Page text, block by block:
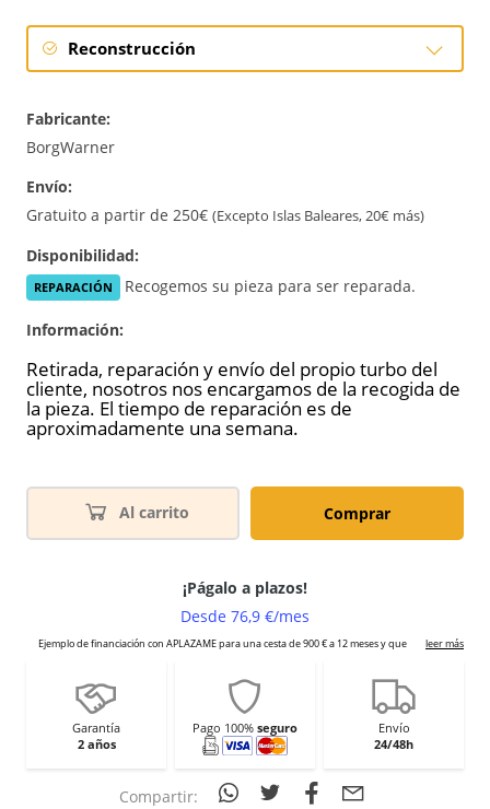
Reconstrucción
Fabricante:
BorgWarner
Envío:
Gratuito a partir de 250€ (Excepto Islas Baleares, 20€ más)
Disponibilidad:
REPARACIÓN Recogemos su pieza para ser reparada.
Información:
Retirada, reparación y envío del propio turbo del
cliente, nosotros nos encargamos de la recogida de
la pieza. El tiempo de reparación es de
aproximadamente una semana.
Al carrito Comprar
Garantía
2 años
Pago 100% seguro
Envío
24/48h
Compartir: